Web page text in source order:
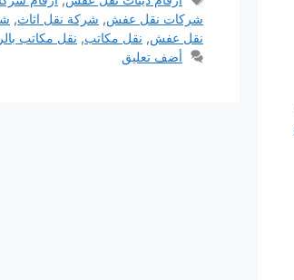
شركات نقل عفش, شركة نقل اثاث,
نقل عفش, نقل مكاتب, نقل مكاتب
أضف تعليق